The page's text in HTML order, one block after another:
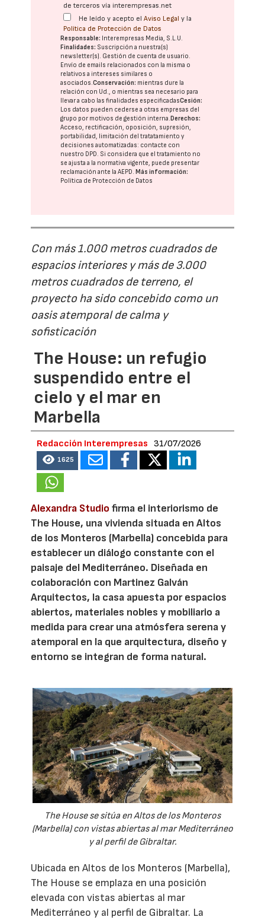
de terceros vía interempresas.net
He leído y acepto elAviso Legal y la
Política de Protección de Datos
Responsable: Interempresas Media, S.L.U.
Finalidades: Suscripción a nuestra(s)
newsletter(s). Gestión de cuenta de usuario.
Envío de emails relacionados con la misma o
relativos a intereses similares o
asociados.Conservación: mientras dure la
relación con Ud., o mientras sea necesario para
llevar a cabo las finalidades especificadasCesión:
Los datos pueden cederse a otras empresas del
grupo por motivos de gestión interna.Derechos:
Acceso, rectificación, oposición, supresión,
portabilidad, limitación del tratatamiento y
decisiones automatizadas: contacte con
nuestro DPD. Si considera que el tratamiento no
se ajusta a la normativa vigente, puede presentar
reclamación ante laAEPD.Más información:
Política de Protección de Datos
Con más 1.000 metros cuadrados de
espacios interiores y más de 3.000
metros cuadrados de terreno, el
proyecto ha sido concebido como un
oasis atemporal de calma y
sofisticación
The House: un refugio
suspendido entre el
cielo y el mar en
Marbella
Redacción Interempresas 31/07/2026
1625
Alexandra Studio firma el interiorismo de
The House, una vivienda situada en Altos
de los Monteros (Marbella) concebida para
establecer un diálogo constante con el
paisaje del Mediterráneo. Diseñada en
colaboración con Martinez Galván
Arquitectos, la casa apuesta por espacios
abiertos, materiales nobles y mobiliario a
medida para crear una atmósfera serena y
atemporal en la que arquitectura, diseño y
entorno se integran de forma natural.
The House se sitúa en Altos de los Monteros
(Marbella) con vistas abiertas al mar Mediterráneo
y al perfil de Gibraltar.
Ubicada en Altos de los Monteros (Marbella),
The House se emplaza en una posición
elevada con vistas abiertas al mar
Mediterráneo y al perfil de Gibraltar. La